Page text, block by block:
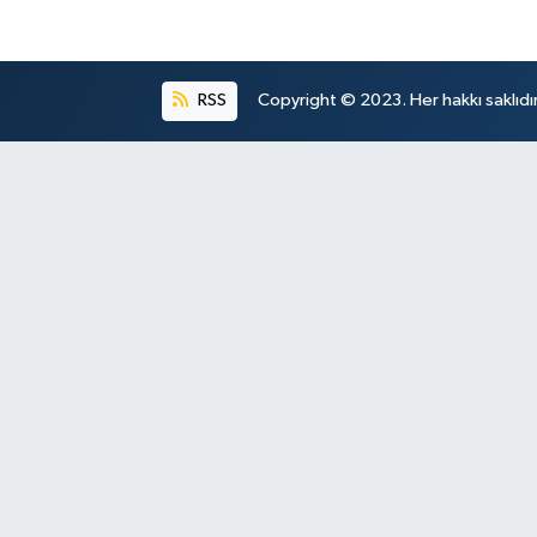
RSS Copyright © 2023. Her hakkı